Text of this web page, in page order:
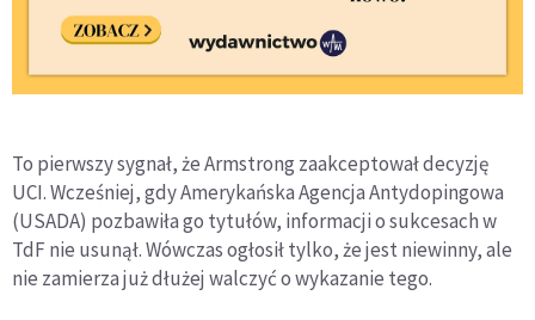
To pierwszy sygnał, że Armstrong zaakceptował decyzję
UCI. Wcześniej, gdy Amerykańska Agencja Antydopingowa
(USADA) pozbawiła go tytułów, informacji o sukcesach w
TdF nie usunął. Wówczas ogłosił tylko, że jest niewinny, ale
nie zamierza już dłużej walczyć o wykazanie tego.